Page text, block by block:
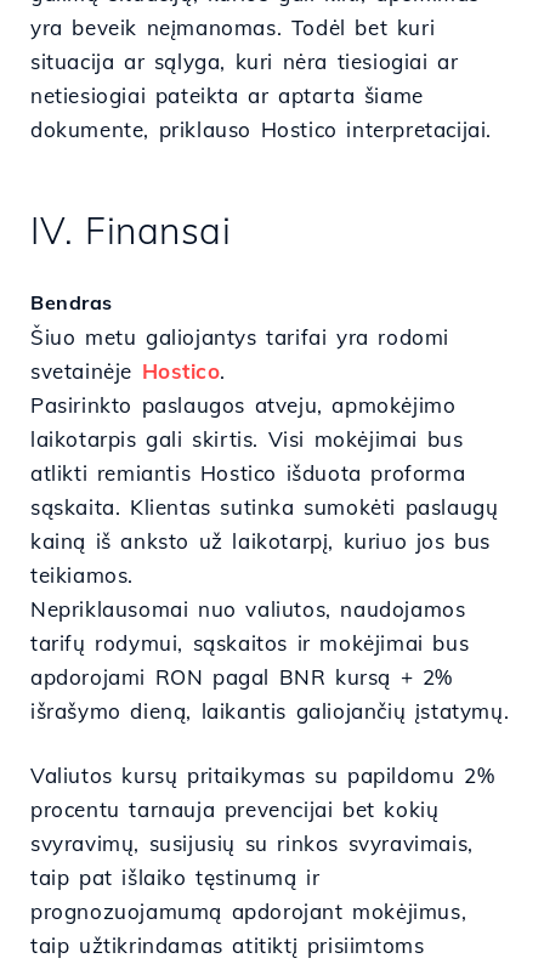
yra beveik neįmanomas. Todėl bet kuri
situacija ar sąlyga, kuri nėra tiesiogiai ar
netiesiogiai pateikta ar aptarta šiame
dokumente, priklauso Hostico interpretacijai.
IV. Finansai
Bendras
Šiuo metu galiojantys tarifai yra rodomi
svetainėje Hostico.
Pasirinkto paslaugos atveju, apmokėjimo
laikotarpis gali skirtis. Visi mokėjimai bus
atlikti remiantis Hostico išduota proforma
sąskaita. Klientas sutinka sumokėti paslaugų
kainą iš anksto už laikotarpį, kuriuo jos bus
teikiamos.
Nepriklausomai nuo valiutos, naudojamos
tarifų rodymui, sąskaitos ir mokėjimai bus
apdorojami RON pagal BNR kursą + 2%
išrašymo dieną, laikantis galiojančių įstatymų.
Valiutos kursų pritaikymas su papildomu 2%
procentu tarnauja prevencijai bet kokių
svyravimų, susijusių su rinkos svyravimais,
taip pat išlaiko tęstinumą ir
prognozuojamumą apdorojant mokėjimus,
taip užtikrindamas atitiktį prisiimtoms